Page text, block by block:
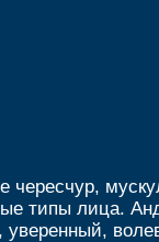
типы лица.